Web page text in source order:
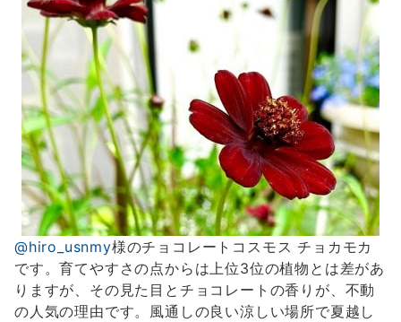
@hiro_usnmy様のチョコレートコスモス チョカモカ
です。育てやすさの点からは上位3位の植物とは差があ
りますが、その見た目とチョコレートの香りが、不動
の人気の理由です。風通しの良い涼しい場所で夏越し